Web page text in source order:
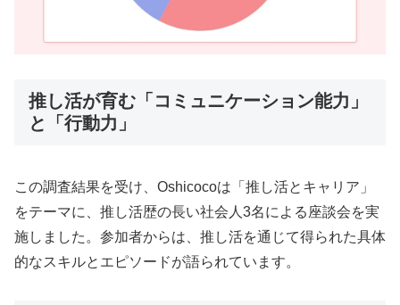
推し活が育む「コミュニケーション能力」
と「行動力」
この調査結果を受け、Oshicocoは「推し活とキャリア」
をテーマに、推し活歴の長い社会人3名による座談会を実
施しました。参加者からは、推し活を通じて得られた具体
的なスキルとエピソードが語られています。